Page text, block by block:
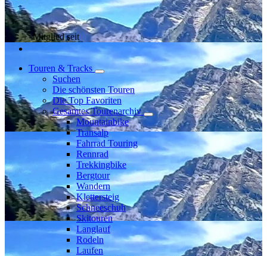
Mitglied seit
Touren & Tracks
Suchen
Die schönsten Touren
Die Top Favoriten
Gesamtes Tourenarchiv
Mountainbike
Transalp
Fahrrad Touring
Rennrad
Trekkingbike
Bergtour
Wandern
Klettersteig
Schneeschuh
Skitouren
Langlauf
Rodeln
Laufen